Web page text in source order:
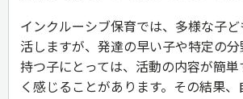
インクルーシブ保育では、多様な子
活しますが、発達の早い子や特定の
持つ子にとっては、活動の内容が簡
く感じることがあります。その結果